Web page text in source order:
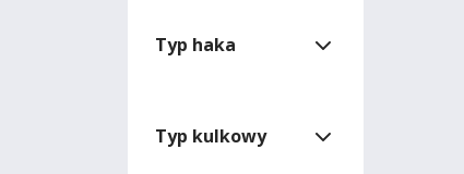
Typ haka
Typ kulkowy